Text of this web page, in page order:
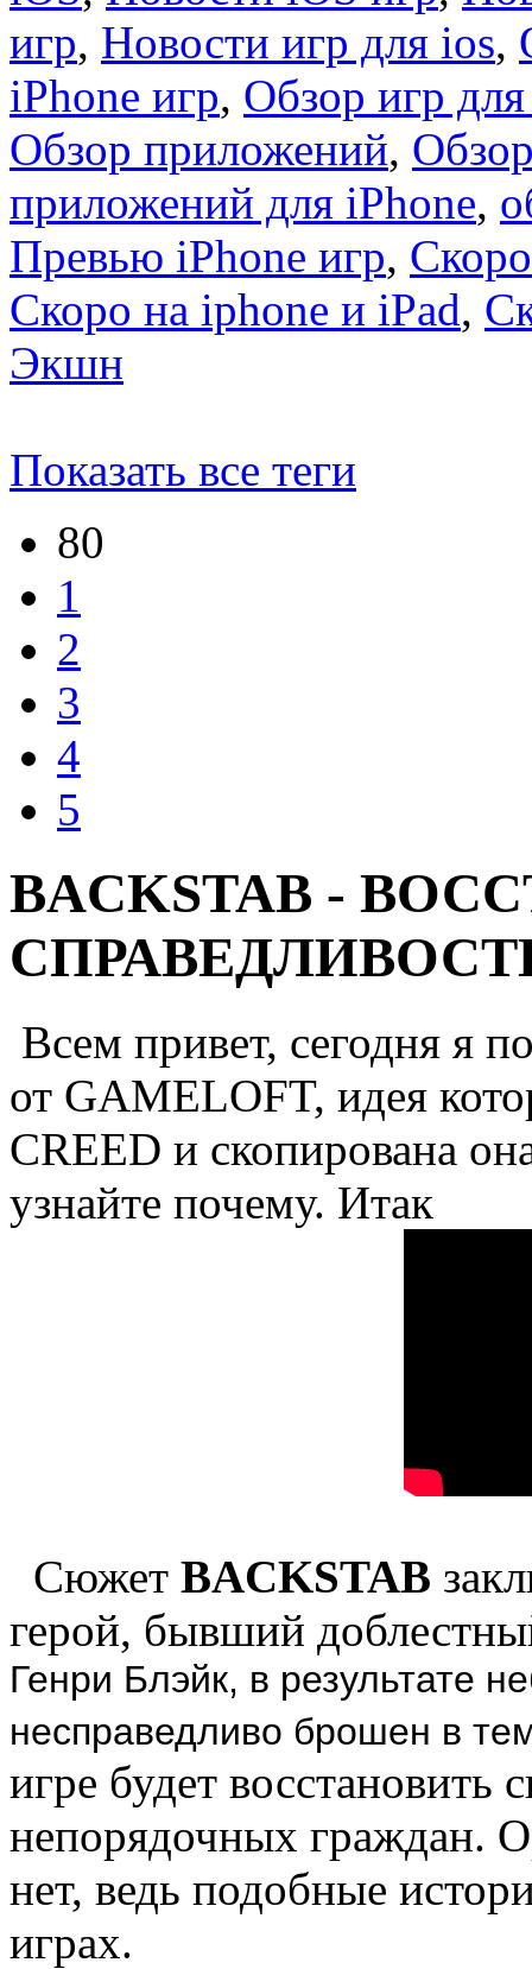
игр, Новости игр для ios,
iPhone игр, Обзор игр
Обзор приложений,
приложений для iPhone,
Превью iPhone игр,
Скоро на iphone и iPad,
Экшн
Показать все теги
80
1
2
3
4
5
BACKSTAB -
Всем привет, сегодня я
от GAMELOFT, идея
CREED и скопирована
узнайте почему. Итак
Сюжет BACKSTAB
герой, бывший
Генри Блэйк, в результате
несправедливо брошен в
игре будет восстановить
непорядочных граждан.
нет, ведь подобные
играх.